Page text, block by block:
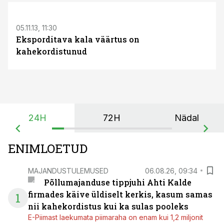
05.11.13, 11:30
Eksporditava kala väärtus on
kahekordistunud
24H 72H Nädal
ENIMLOETUD
1
MAJANDUSTULEMUSED 06.08.26, 09:34
Põllumajanduse tippjuhi Ahti Kalde
firmades käive üldiselt kerkis, kasum samas
nii kahekordistus kui ka sulas pooleks
E-Piimast laekumata piimaraha on enam kui 1,2 miljonit